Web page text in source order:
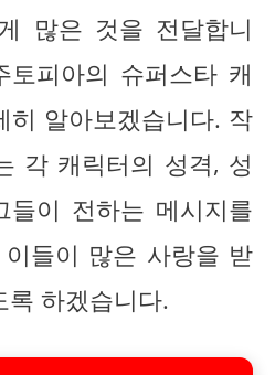
많은 것을 전달합니
피아의 슈퍼스타 캐
히 알아보겠습니다. 작
각 캐릭터의 성격, 성
이 전하는 메시지를
들이 많은 사랑을 받
록 하겠습니다.